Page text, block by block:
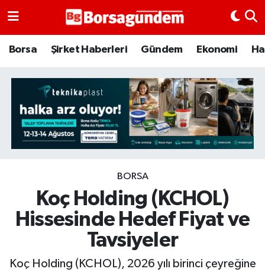
Borsa Şirket Haberleri Gündem Ekonomi
BORSA
Koç Holding (KCHOL)
Hissesinde Hedef Fiyat ve
Tavsiyeler
Koç Holding (KCHOL), 2026 yılı birinci çeyreğine
Borsa
Emtia
Galeri
Bitcoin
Şirket Haberleri
Borsa Gundem